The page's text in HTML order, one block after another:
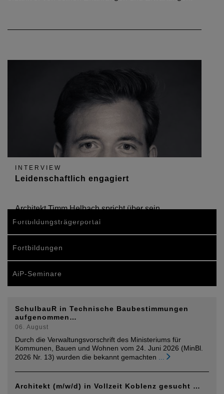
INTERVIEW
Leidenschaftlich engagiert
Architekt Timm Helbach spricht über sein
Ehrenamt in der Kammergruppe 7
Fortbildungsträgerportal
Fortbildungen
AiP-Seminare
SchulbauR in Technische Baubestimmungen
aufgenommen…
06. August
Durch die Verwaltungsvorschrift des Ministeriums für
Kommunen, Bauen und Wohnen vom 24. Juni 2026 (MinBl.
2026 Nr. 13) wurden die bekannt gemachten
Architekt (m/w/d) in Vollzeit Koblenz gesucht …